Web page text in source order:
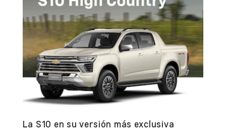
La S10 en su versión más exclusiva